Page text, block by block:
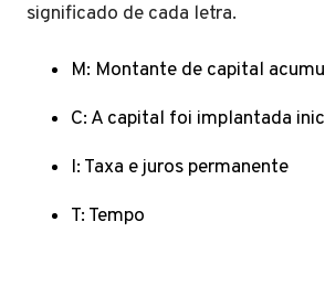
significado de cada letra.
M: Montante de capital
C: A capital foi implantada
I: Taxa e juros permanente
T: Tempo